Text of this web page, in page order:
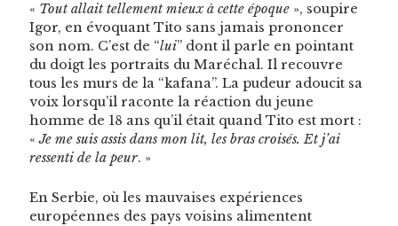
« Tout allait telle­ment mieux à cette époque », soupire
Igor, en évo­quant Tito sans jamais pronon­cer
son nom. C’est de “lui” dont il par­le en pointant
du doigt les por­traits du Maréchal. Il recou­vre
tous les murs de la “kafana”. La pudeur adoucit sa
voix lorsqu’il racon­te la réac­tion du jeune
homme de 18 ans qu’il était quand Tito est mort :
«Je me suis assis dans mon lit, les bras croisés. Et j’ai
ressen­ti de la peur. »
En Ser­bie, où les mau­vais­es expéri­ences
européennes des pays voisins ali­mentent